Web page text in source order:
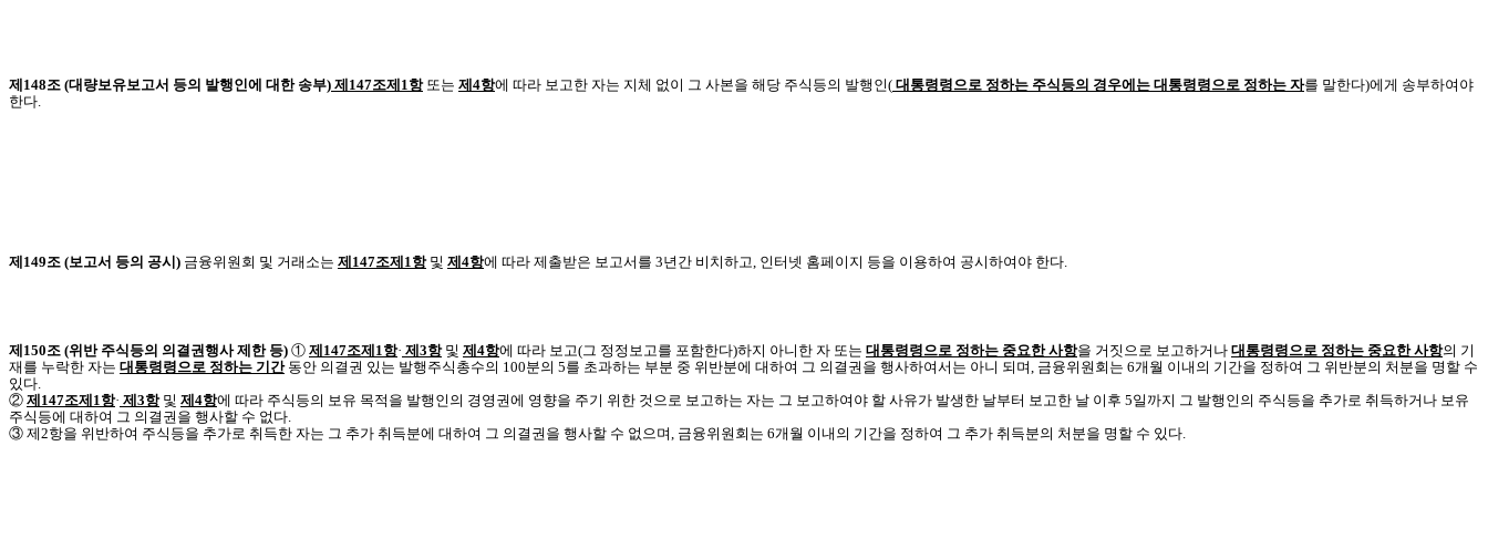
제148조 (대량보유보고서 등의 발행인에 대한 송부) 제147조제1항또는 제4항에 따라 보고한 자는 지체 없이 그 사본을 해당 주식등의 발행인( 대통령령으로 정하는 주식등의 경우에는 대통령령으로 정하는 자를 말한다)에게 송부하여야
한다.
제149조 (보고서 등의 공시) 금융위원회 및 거래소는 제147조제1항및 제4항에 따라 제출받은 보고서를 3년간 비치하고, 인터넷 홈페이지 등을 이용하여 공시하여야 한다.
제150조 (위반 주식등의 의결권행사 제한 등) ① 제147조제1항· 제3항및 제4항에 따라 보고(그 정정보고를 포함한다)하지 아니한 자 또는 대통령령으로 정하는 중요한 사항을 거짓으로 보고하거나 대통령령으로 정하는 중요한 사항의 기
재를 누락한 자는 대통령령으로 정하는 기간동안 의결권 있는 발행주식총수의 100분의 5를 초과하는 부분 중 위반분에 대하여 그 의결권을 행사하여서는 아니 되며, 금융위원회는 6개월 이내의 기간을 정하여 그 위반분의 처분을 명할 수
있다.
② 제147조제1항· 제3항및 제4항에 따라 주식등의 보유 목적을 발행인의 경영권에 영향을 주기 위한 것으로 보고하는 자는 그 보고하여야 할 사유가 발생한 날부터 보고한 날 이후 5일까지 그 발행인의 주식등을 추가로 취득하거나 보유
주식등에 대하여 그 의결권을 행사할 수 없다.
③ 제2항을 위반하여 주식등을 추가로 취득한 자는 그 추가 취득분에 대하여 그 의결권을 행사할 수 없으며, 금융위원회는 6개월 이내의 기간을 정하여 그 추가 취득분의 처분을 명할 수 있다.